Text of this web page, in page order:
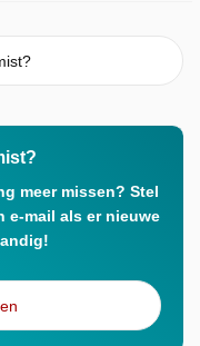
meer missen? Stel
e-mail als er nieuwe